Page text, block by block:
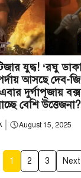
যুদ্ধ! ‘রঘু
আসছে দেব-
দুর্গাপূজায়
বেশি উত্তেজনা?
August 15, 2025
1 2 3 Next